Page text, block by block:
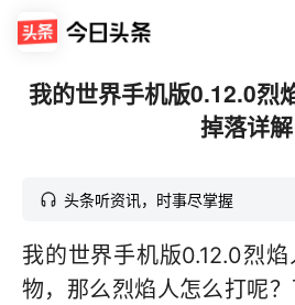
我的世界手机版0.12.0烈
掉落详解
头条听资讯，时事尽掌握
我的世界手机版0.12.0烈
物，那么烈焰人怎么打呢